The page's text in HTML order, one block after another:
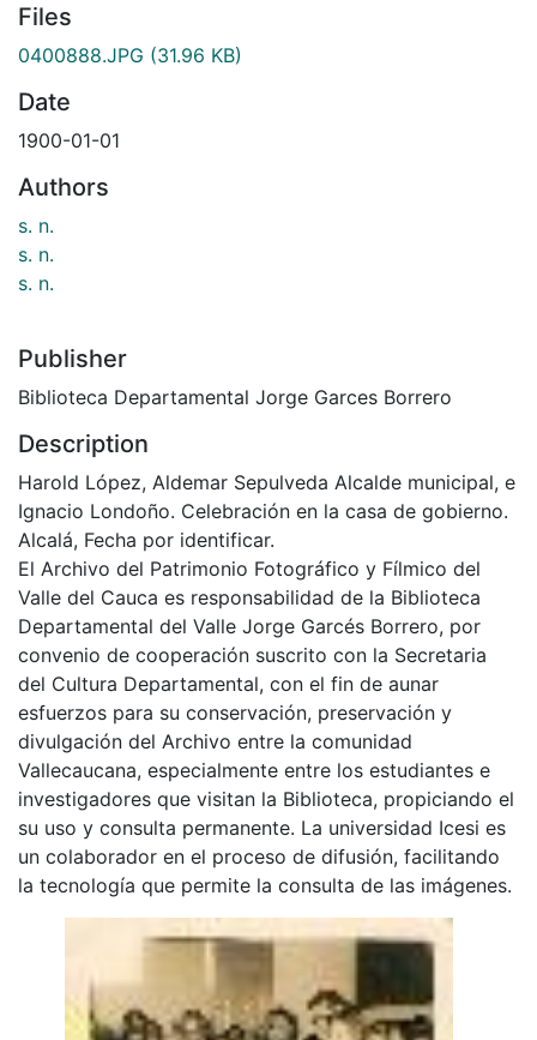
Files
0400888.JPG (31.96 KB)
Date
1900-01-01
Authors
s. n.
s. n.
s. n.
Publisher
Biblioteca Departamental Jorge Garces Borrero
Description
Harold López, Aldemar Sepulveda Alcalde municipal, e
Ignacio Londoño. Celebración en la casa de gobierno.
Alcalá, Fecha por identificar.
El Archivo del Patrimonio Fotográfico y Fílmico del
Valle del Cauca es responsabilidad de la Biblioteca
Departamental del Valle Jorge Garcés Borrero, por
convenio de cooperación suscrito con la Secretaria
del Cultura Departamental, con el fin de aunar
esfuerzos para su conservación, preservación y
divulgación del Archivo entre la comunidad
Vallecaucana, especialmente entre los estudiantes e
investigadores que visitan la Biblioteca, propiciando el
su uso y consulta permanente. La universidad Icesi es
un colaborador en el proceso de difusión, facilitando
la tecnología que permite la consulta de las imágenes.